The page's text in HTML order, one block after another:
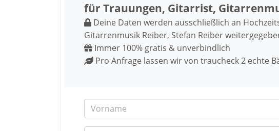
für Trauungen, Gitarrist,
Deine Daten werden ausschließlich an
Gitarrenmusik Reiber, Stefan Reiber
Immer 100% gratis & unverbindlich
Pro Anfrage lassen wir von traucheck 2 echte